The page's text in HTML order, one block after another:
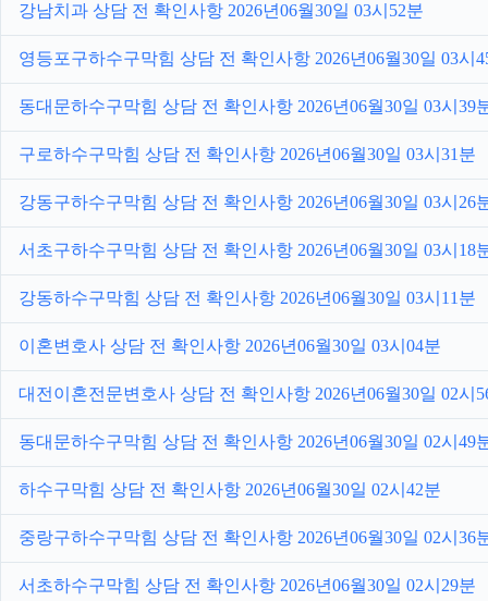
강남치과 상담 전 확인사항 2026년06월30일 03시52분
영등포구하수구막힘 상담 전 확인사항 2026년06월30일 03시
동대문하수구막힘 상담 전 확인사항 2026년06월30일 03시39
구로하수구막힘 상담 전 확인사항 2026년06월30일 03시31분
강동구하수구막힘 상담 전 확인사항 2026년06월30일 03시26
서초구하수구막힘 상담 전 확인사항 2026년06월30일 03시18
강동하수구막힘 상담 전 확인사항 2026년06월30일 03시11분
이혼변호사 상담 전 확인사항 2026년06월30일 03시04분
대전이혼전문변호사 상담 전 확인사항 2026년06월30일 02시
동대문하수구막힘 상담 전 확인사항 2026년06월30일 02시49
하수구막힘 상담 전 확인사항 2026년06월30일 02시42분
중랑구하수구막힘 상담 전 확인사항 2026년06월30일 02시36
서초하수구막힘 상담 전 확인사항 2026년06월30일 02시29분